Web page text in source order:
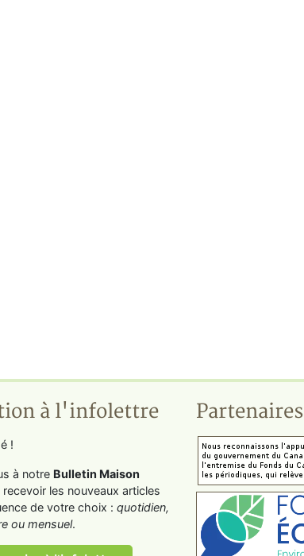
à l'infolettre
!
à notre Bulletin Maison
recevoir les nouveaux articles
de votre choix : quotidien,
ou mensuel.
Partenaires